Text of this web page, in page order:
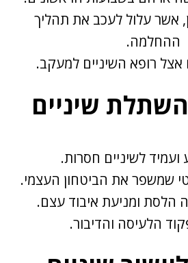
אשר עלול לעכב את תהליך
ההחלמה.
אצל רופא השיניים למעקב.
השתלת שיניים
ועמיד לשיניים חסרות.
שמשפר את הביטחון העצמי.
הלסת ומניעת איבוד עצם.
הלעיסה והדיבור.